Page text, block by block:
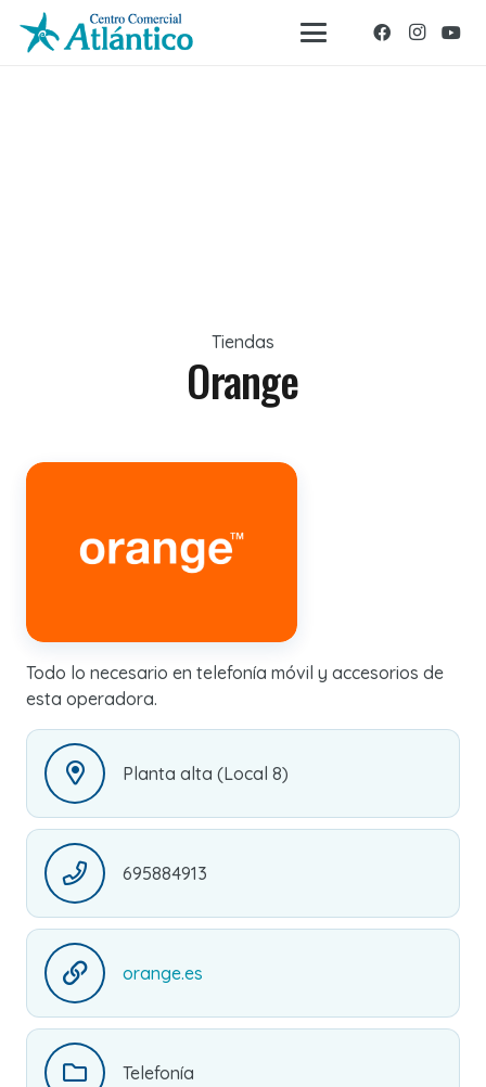
Tiendas
Orange
Todo lo necesario en telefonía móvil y accesorios de
esta operadora.
Planta alta (Local 8)
695884913
orange.es
Telefonía